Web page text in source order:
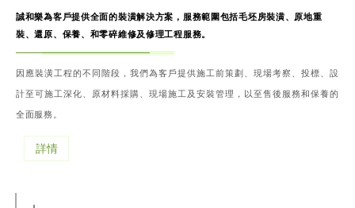
誠和樂為客戶提供全面的裝潢解決方案，服務範圍包括毛坯房裝潢、原地重
裝、還原、保養、和零碎維修及修理工程服務。
因應裝潢工程的不同階段，我們為客戶提供施工前策劃、現場考察、投標、設
計至可施工深化、原材料採購、現場施工及安裝管理，以至售後服務和保養的
全面服務。
詳情